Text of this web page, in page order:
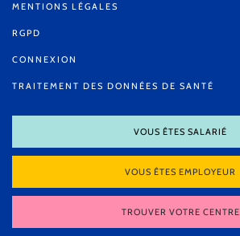
MENTIONS LÉGALES
RGPD
CONNEXION
TRAITEMENT DES DONNÉES DE SANTÉ
VOUS ÊTES SALARIÉ
VOUS ÊTES EMPLOYEUR
TROUVER VOTRE CENTRE